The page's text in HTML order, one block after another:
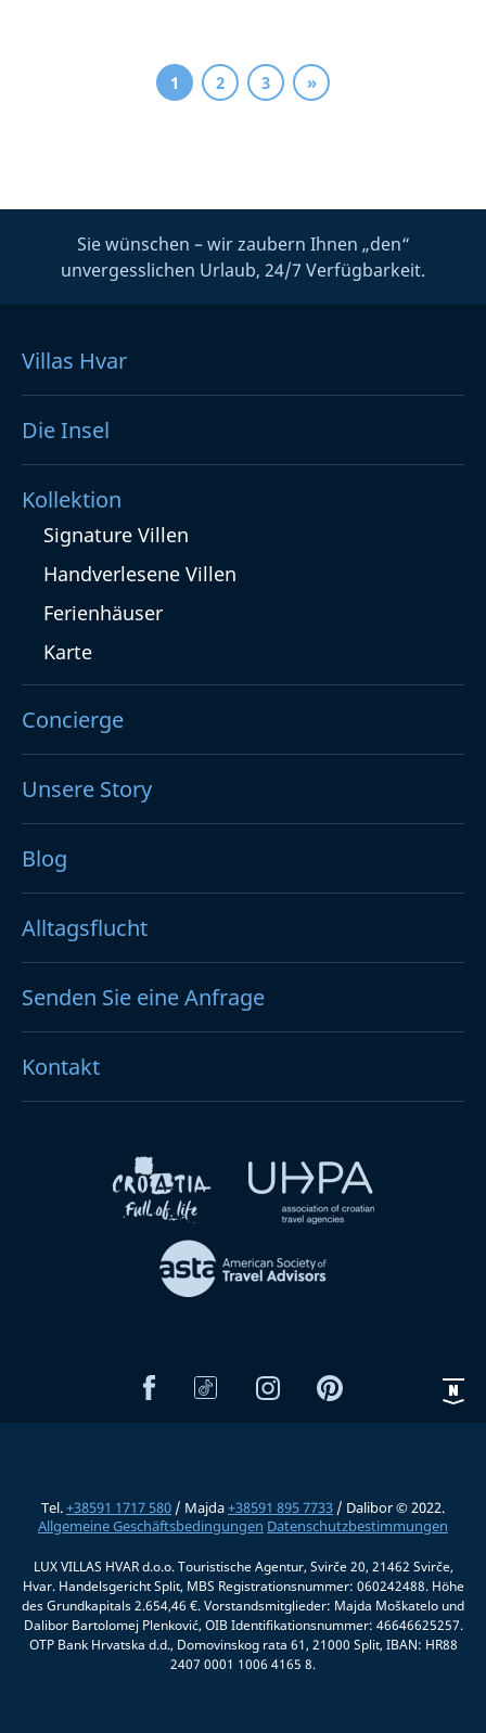
1 2 3 »
Sie wünschen – wir zaubern Ihnen „den“
unvergesslichen Urlaub, 24/7 Verfügbarkeit.
Villas Hvar
Die Insel
Kollektion
Signature Villen
Handverlesene Villen
Ferienhäuser
Karte
Concierge
Unsere Story
Blog
Alltagsflucht
Senden Sie eine Anfrage
Kontakt
Tel.+38591 1717 580 / Majda+38591 895 7733 / Dalibor © 2022.
Allgemeine Geschäftsbedingungen Datenschutzbestimmungen
LUX VILLAS HVAR d.o.o. Touristische Agentur, Svirče 20, 21462 Svirče,
Hvar. Handelsgericht Split, MBS Registrationsnummer: 060242488. Höhe
des Grundkapitals 2.654,46 €. Vorstandsmitglieder: Majda Moškatelo und
Dalibor Bartolomej Plenković, OIB Identifikationsnummer: 46646625257.
OTP Bank Hrvatska d.d., Domovinskog rata 61, 21000 Split, IBAN: HR88
2407 0001 1006 4165 8.